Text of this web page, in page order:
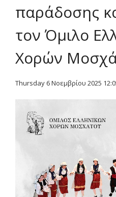
παράδοσης
τον Όμιλο
Χορών
Thursday 6 Νοεμβρίου 2025